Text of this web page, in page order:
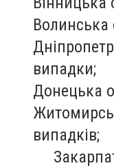
Волинська
випадки;
Донецька
випадків;